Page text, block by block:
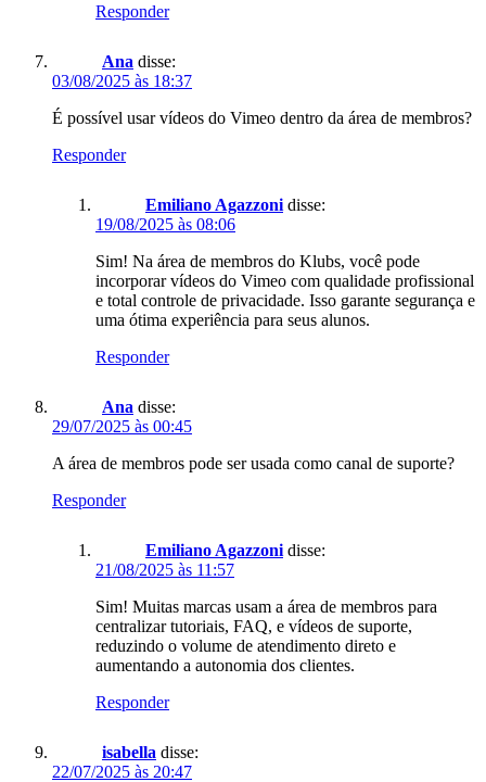
Responder
Ana disse:
03/08/2025 às 18:37
É possível usar vídeos do Vimeo dentro da área de membros?
Responder
Emiliano Agazzoni disse:
19/08/2025 às 08:06
Sim! Na área de membros do Klubs, você pode
incorporar vídeos do Vimeo com qualidade profissional
e total controle de privacidade. Isso garante segurança e
uma ótima experiência para seus alunos.
Responder
Ana disse:
29/07/2025 às 00:45
A área de membros pode ser usada como canal de suporte?
Responder
Emiliano Agazzoni disse:
21/08/2025 às 11:57
Sim! Muitas marcas usam a área de membros para
centralizar tutoriais, FAQ, e vídeos de suporte,
reduzindo o volume de atendimento direto e
aumentando a autonomia dos clientes.
Responder
isabella disse:
22/07/2025 às 20:47